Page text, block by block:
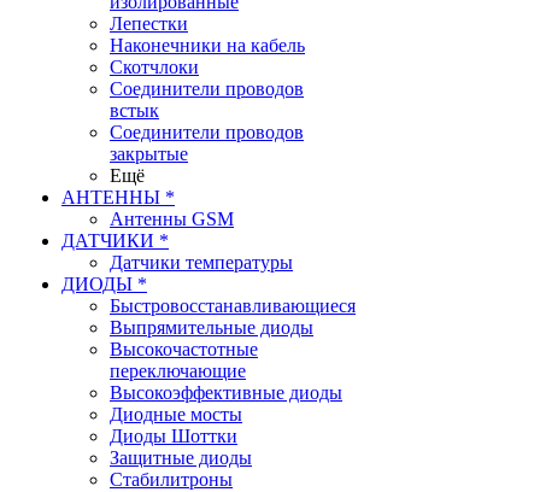
Лепестки
Наконечники на кабель
Скотчлоки
Соединители проводов
встык
Соединители проводов
закрытые
Ещё
АНТЕННЫ *
Антенны GSM
ДАТЧИКИ *
Датчики температуры
ДИОДЫ *
Быстровосстанавливающиеся
Выпрямительные диоды
Высокочастотные
переключающие
Высокоэффективные диоды
Диодные мосты
Диоды Шоттки
Защитные диоды
Стабилитроны